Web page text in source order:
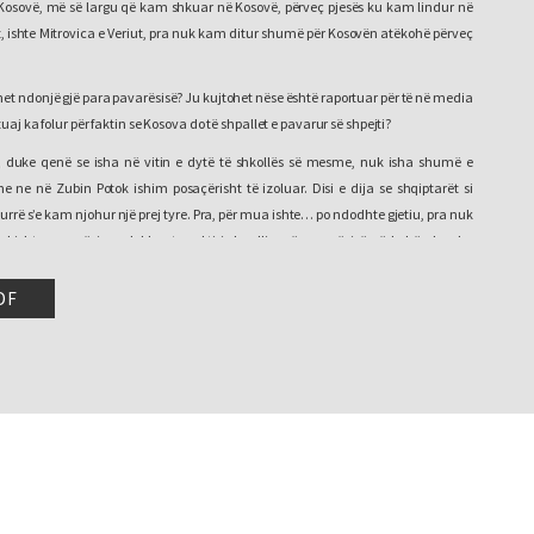
më së largu që kam shkuar në Kosovë, përveç pjesës ku kam lindur në
ishte Mitrovica e Veriut, pra nuk kam ditur shumë për Kosovën atëkohë përveç
ndonjë gjë para pavarësisë? Ju kujtohet nëse është raportuar për të në media
ka folur për faktin se Kosova do të shpallet e pavarur së shpejti?
duke qenë se isha në vitin e dytë të shkollës së mesme, nuk isha shumë e
ne në Zubin Potok ishim posaçërisht të izoluar. Disi e dija se shqiptarët si
s’e kam njohur një prej tyre. Pra, për mua ishte… po ndodhte gjetiu, pra nuk
kishte pavarësia a deklarata, akti i shpalljes së pavarësisë në kohën kur ka
në ditën kur ka ndodhur deklarata sepse thjesht nuk ishte diçka që më